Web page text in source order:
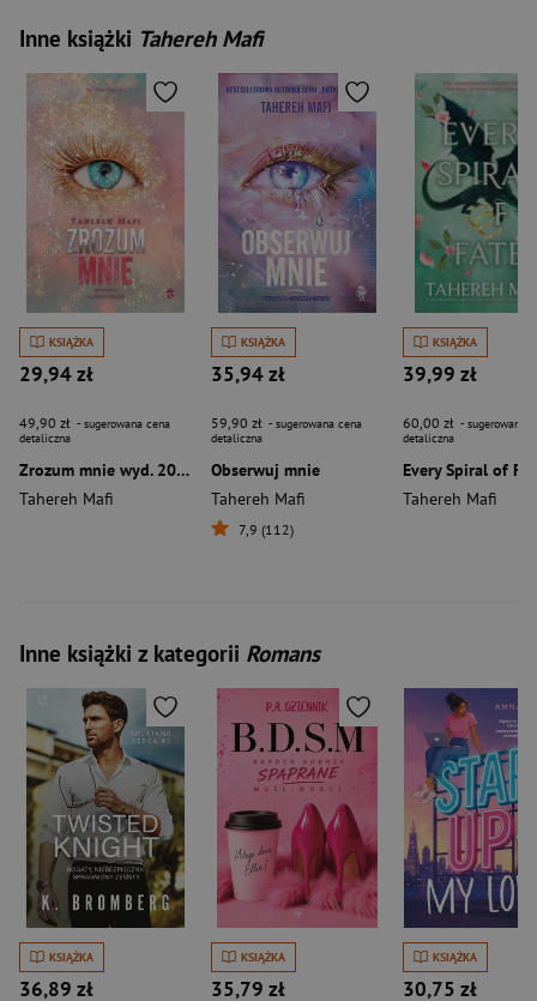
Inne książki Tahereh Mafi
KSIĄŻKA
29,94 zł
49,90 zł - sugerowana cena
detaliczna
Zrozum mnie wyd. 2026
Tahereh Mafi
KSIĄŻKA
35,94 zł
59,90 zł - sugerowana cena
detaliczna
Obserwuj mnie
Tahereh Mafi
7,9 (112)
KSIĄŻKA
39,99 zł
60,00 zł - sugerowana
detaliczna
Every Spiral of
Tahereh Mafi
Inne książki z kategorii Romans
KSIĄŻKA
36,89 zł
KSIĄŻKA
35,79 zł
KSIĄŻKA
30,75 zł